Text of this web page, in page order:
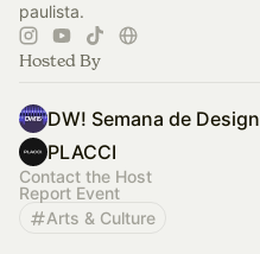
paulista.
Hosted By
DW! Semana de Design
PLACCI
Contact the Host
Report Event
Arts & Culture